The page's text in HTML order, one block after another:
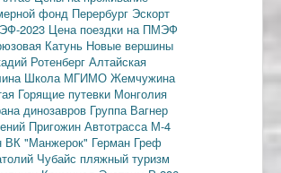
фонд Перербург Эскорт
2023 Цена поездки на ПМЭФ
Катунь Новые вершины
Ротенберг Алтайская
Школа МГИМО Жемчужина
Горящие путевки Монголия
динозавров Группа Вагнер
Пригожин Автотрасса М-4
ВК "Манжерок" Герман Греф
Чубайс пляжный туризм